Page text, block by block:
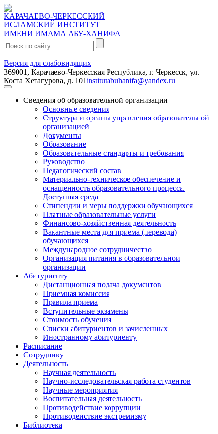
КАРАЧАЕВО-ЧЕРКЕССКИЙ
ИСЛАМСКИЙ ИНСТИТУТ
ИМЕНИ ИМАМА АБУ-ХАНИФА
Поиск:
Версия для слабовидящих
369001, Карачаево-Черкесская Республика, г. Черкесск, ул.
Коста Хетагурова, д. 101institutabuhanifa@yandex.ru
Сведения об образовательной организации
Основные сведения
Структура и органы управления образовательной
организацией
Документы
Образование
Образовательные стандарты и требования
Руководство
Педагогический состав
Материально-техническое обеспечение и
оснащенность образовательного процесса.
Доступная среда
Стипендии и меры поддержки обучающихся
Платные образовательные услуги
Финансово-хозяйственная деятельность
Вакантные места для приема (перевода)
обучающихся
Международное сотрудничество
Организация питания в образовательной
организации
Абитуриенту
Дистанционная подача документов
Приемная комиссия
Правила приема
Вступительные экзамены
Стоимость обучения
Списки абитуриентов и зачисленных
Иностранному абитуриенту
Расписание
Сотруднику
Деятельность
Научная деятельность
Научно-исследовательская работа студентов
Научные мероприятия
Воспитательная деятельность
Противодействие коррупции
Противодействие экстремизму
Библиотека